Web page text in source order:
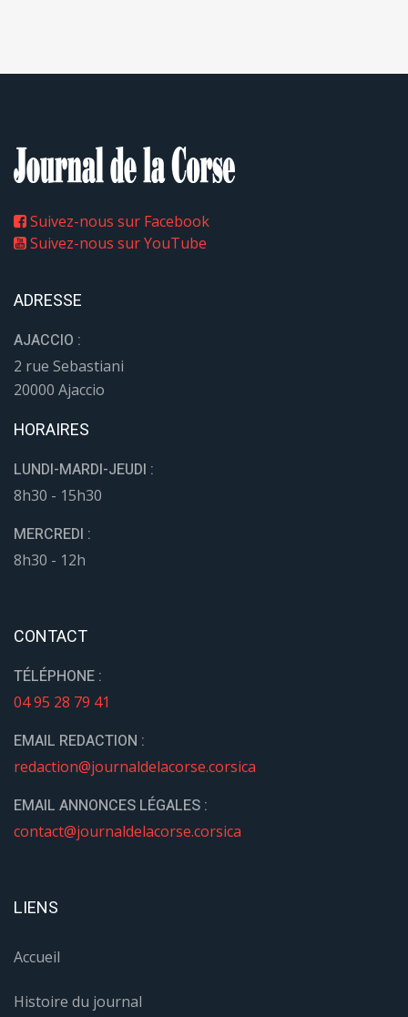
Suivez-nous sur Facebook
Suivez-nous sur YouTube
ADRESSE
AJACCIO :
2 rue Sebastiani
20000 Ajaccio
HORAIRES
LUNDI-MARDI-JEUDI :
8h30 - 15h30
MERCREDI :
8h30 - 12h
CONTACT
TÉLÉPHONE :
04 95 28 79 41
EMAIL REDACTION :
redaction@journaldelacorse.corsica
EMAIL ANNONCES LÉGALES :
contact@journaldelacorse.corsica
LIENS
Accueil
Histoire du journal